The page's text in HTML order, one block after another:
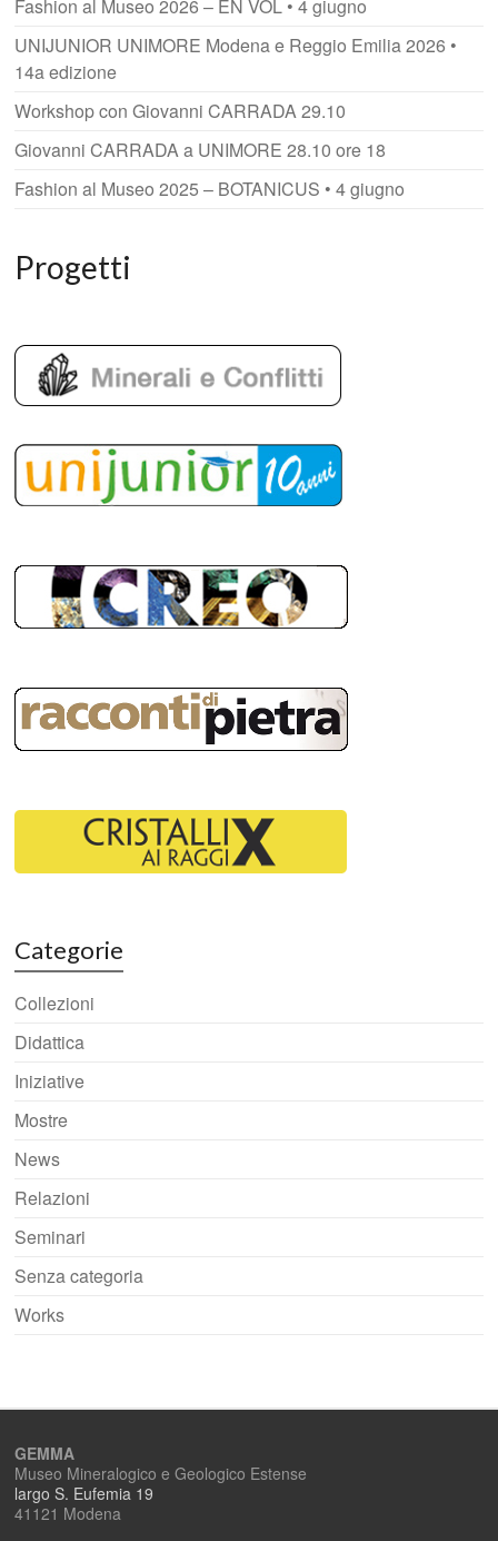
Fashion al Museo 2026 – EN VOL • 4 giugno
UNIJUNIOR UNIMORE Modena e Reggio Emilia 2026 •
14a edizione
Workshop con Giovanni CARRADA 29.10
Giovanni CARRADA a UNIMORE 28.10 ore 18
Fashion al Museo 2025 – BOTANICUS • 4 giugno
Progetti
Categorie
Collezioni
Didattica
Iniziative
Mostre
News
Relazioni
Seminari
Senza categoria
Works
GEMMA
Museo Mineralogico e Geologico Estense
largo S. Eufemia 19
41121 Modena